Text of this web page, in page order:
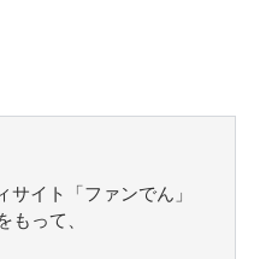
イト「ファンでん」
って、